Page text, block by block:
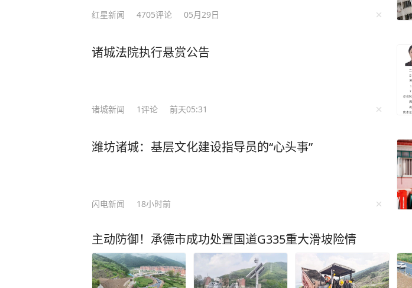
红星新闻 4705评论 05月29日
诸城法院执行悬赏公告
诸城新闻 1评论 前天05:31
潍坊诸城：基层文化建设指导员的“心头事”
闪电新闻 18小时前
主动防御！承德市成功处置国道G335重大滑坡险情